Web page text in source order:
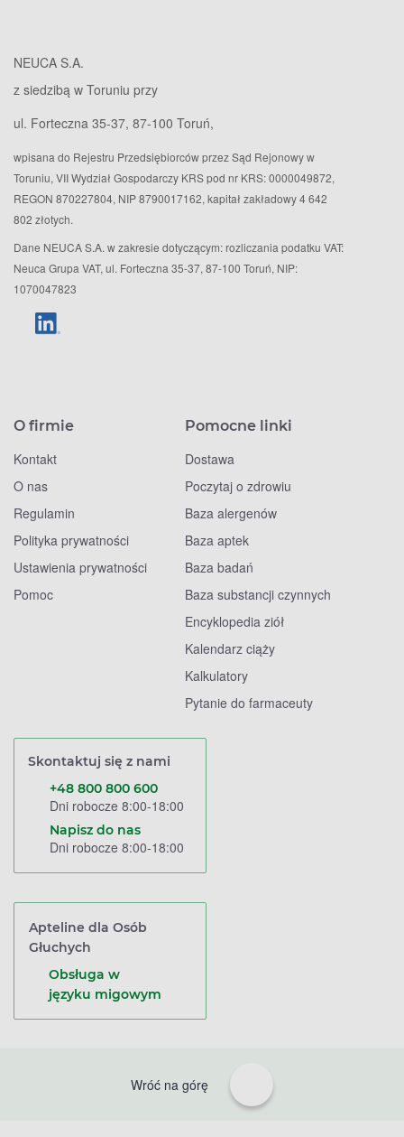
NEUCA S.A.
z siedzibą w Toruniu przy
ul. Forteczna 35-37, 87-100 Toruń,
wpisana do Rejestru Przedsiębiorców przez Sąd Rejonowy w
Toruniu, VII Wydział Gospodarczy KRS pod nr KRS: 0000049872,
REGON 870227804, NIP 8790017162, kapitał zakładowy 4 642
802 złotych.
Dane NEUCA S.A. w zakresie dotyczącym: rozliczania podatku VAT:
Neuca Grupa VAT, ul. Forteczna 35-37, 87-100 Toruń, NIP:
1070047823
O firmie
Kontakt
O nas
Regulamin
Polityka prywatności
Ustawienia prywatności
Pomoc
Pomocne linki
Dostawa
Poczytaj o zdrowiu
Baza alergenów
Baza aptek
Baza badań
Baza substancji czynnych
Encyklopedia ziół
Kalendarz ciąży
Kalkulatory
Pytanie do farmaceuty
Skontaktuj się z nami
+48 800 800 600
Dni robocze 8:00-18:00
Napisz do nas
Dni robocze 8:00-18:00
Apteline dla Osób
Głuchych
Obsługa w
języku migowym
Wróć na górę